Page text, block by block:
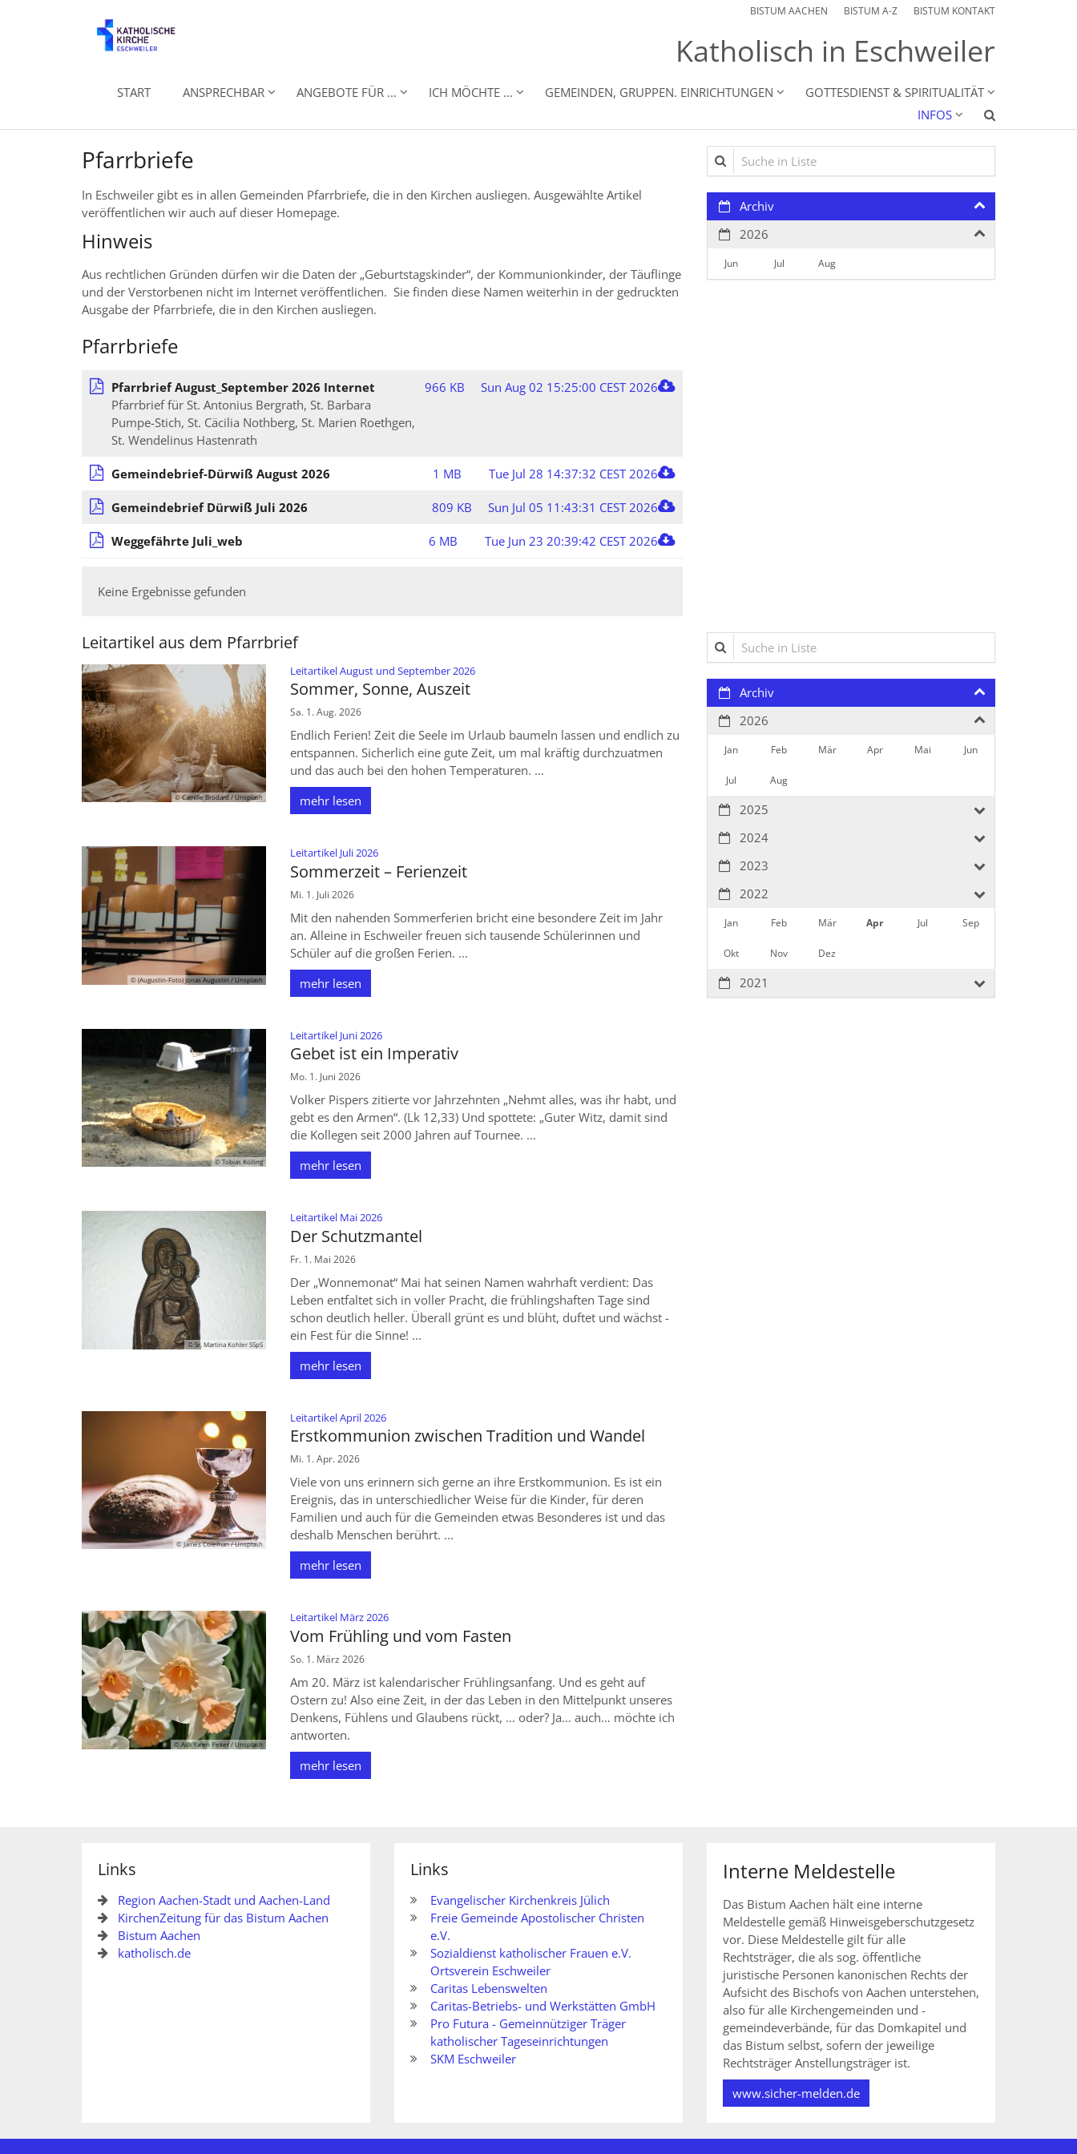
BISTUM AACHEN BISTUM A-Z BISTUM KONTAKT
Katholisch in Eschweiler
START ANSPRECHBAR ANGEBOTE FÜR ... ICH MÖCHTE ... GEMEINDEN, GRUPPEN. EINRICHTUNGEN
GOTTESDIENST & SPIRITUALITÄT
INFOS
Pfarrbriefe
In Eschweiler gibt es in allen Gemeinden Pfarrbriefe, die in den Kirchen ausliegen. Ausgewählte Artikel
veröffentlichen wir auch auf dieser Homepage.
Hinweis
Aus rechtlichen Gründen dürfen wir die Daten der „Geburtstagskinder“, der Kommunionkinder, der Täuflinge
und der Verstorbenen nicht im Internet veröffentlichen. Sie finden diese Namen weiterhin in der gedruckten
Ausgabe der Pfarrbriefe, die in den Kirchen ausliegen.
Pfarrbriefe
Pfarrbrief August_September 2026 Internet
Pfarrbrief für St. Antonius Bergrath, St. Barbara
Pumpe-Stich, St. Cäcilia Nothberg, St. Marien Roethgen,
St. Wendelinus Hastenrath
966 KB Sun Aug 02 15:25:00 CEST 2026
Gemeindebrief-Dürwiß August 2026 1 MB Tue Jul 28 14:37:32 CEST 2026
Gemeindebrief Dürwiß Juli 2026 809 KB Sun Jul 05 11:43:31 CEST 2026
Weggefährte Juli_web 6 MB Tue Jun 23 20:39:42 CEST 2026
Keine Ergebnisse gefunden
Suche in Liste
Archiv
2026
Jun Jul Aug
Leitartikel aus dem Pfarrbrief
© Camille Brodard / Unsplash
Leitartikel August und September 2026:
Sommer, Sonne, Auszeit
Sa. 1. Aug. 2026
Endlich Ferien! Zeit die Seele im Urlaub baumeln lassen und endlich zu
entspannen. Sicherlich eine gute Zeit, um mal kräftig durchzuatmen
und das auch bei den hohen Temperaturen. ...
mehr lesen
© (Augustin-Foto) Jonas Augustin / Unsplash
Leitartikel Juli 2026:
Sommerzeit – Ferienzeit
Mi. 1. Juli 2026
Mit den nahenden Sommerferien bricht eine besondere Zeit im Jahr
an. Alleine in Eschweiler freuen sich tausende Schülerinnen und
Schüler auf die großen Ferien. ...
mehr lesen
© Tobias Kölling
Leitartikel Juni 2026:
Gebet ist ein Imperativ
Mo. 1. Juni 2026
Volker Pispers zitierte vor Jahrzehnten „Nehmt alles, was ihr habt, und
gebt es den Armen“. (Lk 12,33) Und spottete: „Guter Witz, damit sind
die Kollegen seit 2000 Jahren auf Tournee. ...
mehr lesen
© Sr. Martina Kohler SSpS
Leitartikel Mai 2026:
Der Schutzmantel
Fr. 1. Mai 2026
Der „Wonnemonat“ Mai hat seinen Namen wahrhaft verdient: Das
Leben entfaltet sich in voller Pracht, die frühlingshaften Tage sind
schon deutlich heller. Überall grünt es und blüht, duftet und wächst -
ein Fest für die Sinne! ...
mehr lesen
© James Coleman / Unsplash
Leitartikel April 2026:
Erstkommunion zwischen Tradition und Wandel
Mi. 1. Apr. 2026
Viele von uns erinnern sich gerne an ihre Erstkommunion. Es ist ein
Ereignis, das in unterschiedlicher Weise für die Kinder, für deren
Familien und auch für die Gemeinden etwas Besonderes ist und das
deshalb Menschen berührt. ...
mehr lesen
© Aslı Yaren Peker / Unsplash
Leitartikel März 2026:
Vom Frühling und vom Fasten
So. 1. März 2026
Am 20. März ist kalendarischer Frühlingsanfang. Und es geht auf
Ostern zu! Also eine Zeit, in der das Leben in den Mittelpunkt unseres
Denkens, Fühlens und Glaubens rückt, … oder? Ja… auch… möchte ich
antworten.
mehr lesen
Suche in Liste
Archiv
2026
Jan Feb Mär Apr Mai Jun
Jul Aug
2025
2024
2023
2022
Jan Feb Mär Apr Jul Sep
Okt Nov Dez
2021
Links
Region Aachen-Stadt und Aachen-Land
KirchenZeitung für das Bistum Aachen
Bistum Aachen
katholisch.de
Links
Evangelischer Kirchenkreis Jülich
Freie Gemeinde Apostolischer Christen
e.V.
Sozialdienst katholischer Frauen e.V.
Ortsverein Eschweiler
Caritas Lebenswelten
Caritas-Betriebs- und Werkstätten GmbH
Pro Futura - Gemeinnütziger Träger
katholischer Tageseinrichtungen
SKM Eschweiler
Interne Meldestelle
Das Bistum Aachen hält eine interne
Meldestelle gemäß Hinweisgeberschutzgesetz
vor. Diese Meldestelle gilt für alle
Rechtsträger, die als sog. öffentliche
juristische Personen kanonischen Rechts der
Aufsicht des Bischofs von Aachen unterstehen,
also für alle Kirchengemeinden und -
gemeindeverbände, für das Domkapitel und
das Bistum selbst, sofern der jeweilige
Rechtsträger Anstellungsträger ist.
www.sicher-melden.de